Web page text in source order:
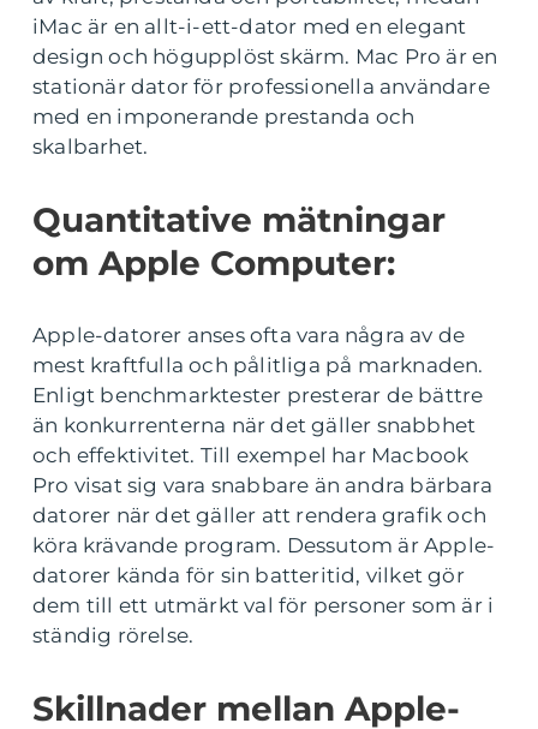
iMac är en allt-i-ett-dator med en elegant
design och högupplöst skärm. Mac Pro är en
stationär dator för professionella användare
med en imponerande prestanda och
skalbarhet.
Quantitative mätningar
om Apple Computer:
Apple-datorer anses ofta vara några av de
mest kraftfulla och pålitliga på marknaden.
Enligt benchmarktester presterar de bättre
än konkurrenterna när det gäller snabbhet
och effektivitet. Till exempel har Macbook
Pro visat sig vara snabbare än andra bärbara
datorer när det gäller att rendera grafik och
köra krävande program. Dessutom är Apple-
datorer kända för sin batteritid, vilket gör
dem till ett utmärkt val för personer som är i
ständig rörelse.
Skillnader mellan Apple-